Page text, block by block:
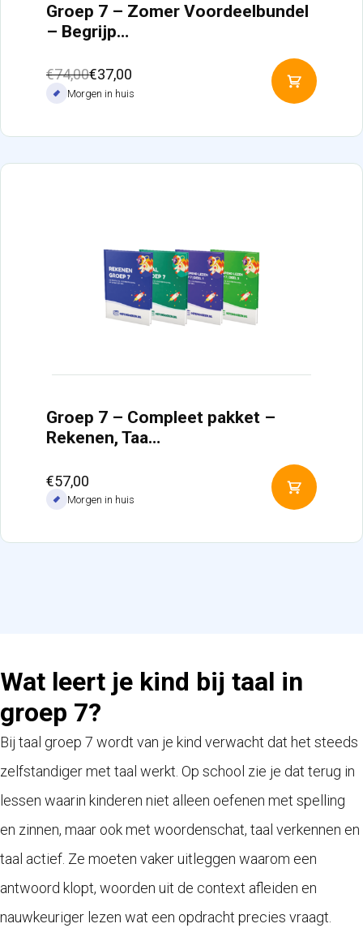
Groep 7 – Zomer Voordeelbundel
– Begrijp…
€74,00
Oorspronkelijke
prijs
€37,00
Huidige
prijsMorgen in huis
aan
Groep 7 – Compleet pakket –
Rekenen, Taa…
€57,00
Morgen in huis
aan
Wat leert je kind bij taal in
groep 7?
Bij taal groep 7 wordt van je kind verwacht dat het steeds
zelfstandiger met taal werkt. Op school zie je dat terug in
lessen waarin kinderen niet alleen oefenen met spelling
en zinnen, maar ook met woordenschat, taal verkennen en
taal actief. Ze moeten vaker uitleggen waarom een
antwoord klopt, woorden uit de context afleiden en
nauwkeuriger lezen wat een opdracht precies vraagt.